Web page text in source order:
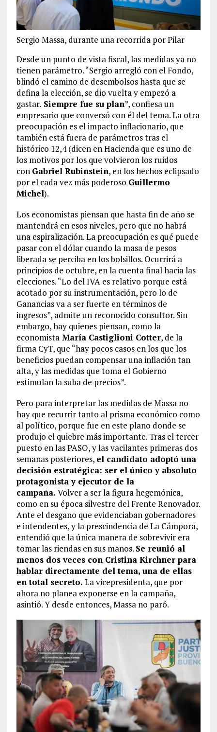
Sergio Massa, durante una recorrida por Pilar
Desde un punto de vista fiscal, las medidas ya no
tienen parámetro. “Sergio arregló con el Fondo,
blindó el camino de desembolsos hasta que se
defina la elección, se dio vuelta y empezó a
gastar. Siempre fue su plan”, confiesa un
empresario que conversó con él del tema. La otra
preocupación es el impacto inflacionario, que
también está fuera de parámetros tras el
histórico 12,4 (dicen en Hacienda que es uno de
los motivos por los que volvieron los ruidos
con Gabriel Rubinstein, en los hechos eclipsado
por el cada vez más poderoso Guillermo
Michel).
Los economistas piensan que hasta fin de año se
mantendrá en esos niveles, pero que no habrá
una espiralización. La preocupación es qué puede
pasar con el dólar cuando la masa de pesos
liberada se perciba en los bolsillos. Ocurrirá a
principios de octubre, en la cuenta final hacia las
elecciones. “Lo del IVA es relativo porque está
acotado por su instrumentación, pero lo de
Ganancias va a ser fuerte en términos de
ingresos”, admite un reconocido consultor. Sin
embargo, hay quienes piensan, como la
economistaMaría Castiglioni Cotter, de la
firma CyT, que “hay pocos casos en los que los
beneficios puedan compensar una inflación tan
alta, y las medidas que toma el Gobierno
estimulan la suba de precios”.
Pero para interpretar las medidas de Massa no
hay que recurrir tanto al prisma económico como
al político, porque fue en este plano donde se
produjo el quiebre más importante. Tras el tercer
puesto en las PASO, y las vacilantes primeras dos
semanas posteriores, el candidato adoptó una
decisión estratégica: ser el único y absoluto
protagonista y ejecutor de la
campaña. Volver a ser la figura hegemónica,
como en su época silvestre del Frente Renovador.
Ante el desgano que evidenciaban gobernadores
e intendentes, y la prescindencia de La Cámpora,
entendió que la única manera de sobrevivir era
tomar las riendas en sus manos. Se reunió al
menos dos veces con Cristina Kirchner para
hablar directamente del tema, una de ellas
en total secreto. La vicepresidenta, que por
ahora no planea exponerse en la campaña,
asintió. Y desde entonces, Massa no paró.